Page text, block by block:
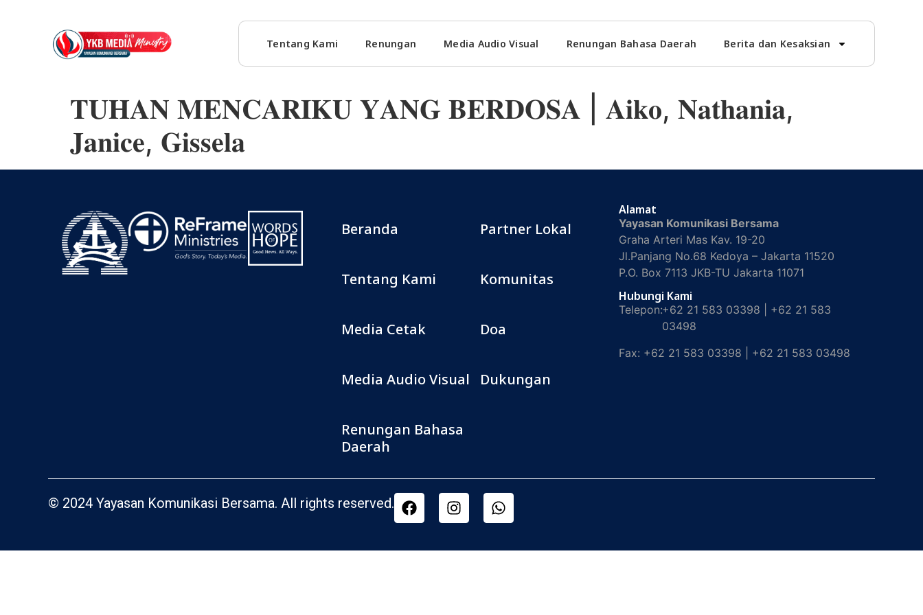
Tentang Kami Renungan Media Audio Visual Renungan Bahasa Daerah Berita dan Kesaksian
𝐓𝐔𝐇𝐀𝐍 𝐌𝐄𝐍𝐂𝐀𝐑𝐈𝐊𝐔 𝐘𝐀𝐍𝐆 𝐁𝐄𝐑𝐃𝐎𝐒𝐀 | 𝐀𝐢𝐤𝐨, 𝐍𝐚𝐭𝐡𝐚𝐧𝐢𝐚,
𝐉𝐚𝐧𝐢𝐜𝐞, 𝐆𝐢𝐬𝐬𝐞𝐥𝐚
Beranda
Tentang Kami
Media Cetak
Media Audio Visual
Renungan Bahasa
Daerah
Partner Lokal
Komunitas
Doa
Dukungan
Alamat
Yayasan Komunikasi Bersama
Graha Arteri Mas Kav. 19-20
Jl.Panjang No.68 Kedoya – Jakarta 11520
P.O. Box 7113 JKB-TU Jakarta 11071
Hubungi Kami
Telepon:+62 21 583 03398 | +62 21 583
03498
Fax: +62 21 583 03398 | +62 21 583 03498
© 2024 Yayasan Komunikasi Bersama. All rights reserved.